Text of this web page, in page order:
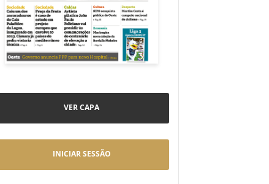
VER CAPA
INICIAR SESSÃO